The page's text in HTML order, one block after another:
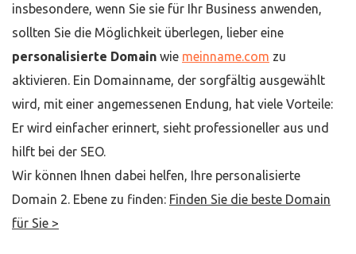
insbesondere, wenn Sie sie für Ihr Business anwenden,
sollten Sie die Möglichkeit überlegen, lieber eine
personalisierte Domain wie meinname.com zu
aktivieren. Ein Domainname, der sorgfältig ausgewählt
wird, mit einer angemessenen Endung, hat viele Vorteile:
Er wird einfacher erinnert, sieht professioneller aus und
hilft bei der SEO.
Wir können Ihnen dabei helfen, Ihre personalisierte
Domain 2. Ebene zu finden: Finden Sie die beste Domain
für Sie >